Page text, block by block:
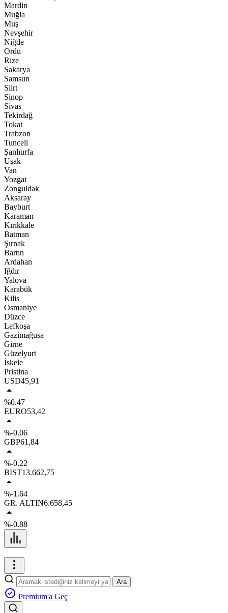
Mardin
Muğla
Muş
Nevşehir
Niğde
Ordu
Rize
Sakarya
Samsun
Siirt
Sinop
Sivas
Tekirdağ
Tokat
Trabzon
Tunceli
Şanlıurfa
Uşak
Van
Yozgat
Zonguldak
Aksaray
Bayburt
Karaman
Kırıkkale
Batman
Şırnak
Bartın
Ardahan
Iğdır
Yalova
Karabük
Kilis
Osmaniye
Düzce
Lefkoşa
Gazimağusa
Girne
Güzelyurt
İskele
Pristina
USD45,91
%0.47
EURO53,42
%-0.06
GBP61,84
%-0.22
BIST13.662,75
%-1.64
GR. ALTIN6.658,45
%-0.88
Ara
Premium'a Geç